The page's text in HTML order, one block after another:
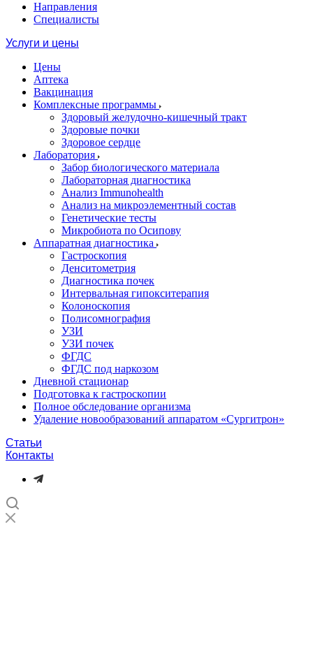
Направления
Специалисты
Услуги и цены
Цены
Аптека
Вакцинация
Комплексные программы
Здоровый желудочно-кишечный тракт
Здоровые почки
Здоровое сердце
Лаборатория
Забор биологического материала
Лабораторная диагностика
Анализ Immunohealth
Анализ на микроэлементный состав
Генетические тесты
Микробиота по Осипову
Аппаратная диагностика
Гастроскопия
Денситометрия
Диагностика почек
Интервальная гипокситерапия
Колоноскопия
Полисомнография
УЗИ
УЗИ почек
ФГДС
ФГДС под наркозом
Дневной стационар
Подготовка к гастроскопии
Полное обследование организма
Удаление новообразований аппаратом «Сургитрон»‎
Статьи
Контакты